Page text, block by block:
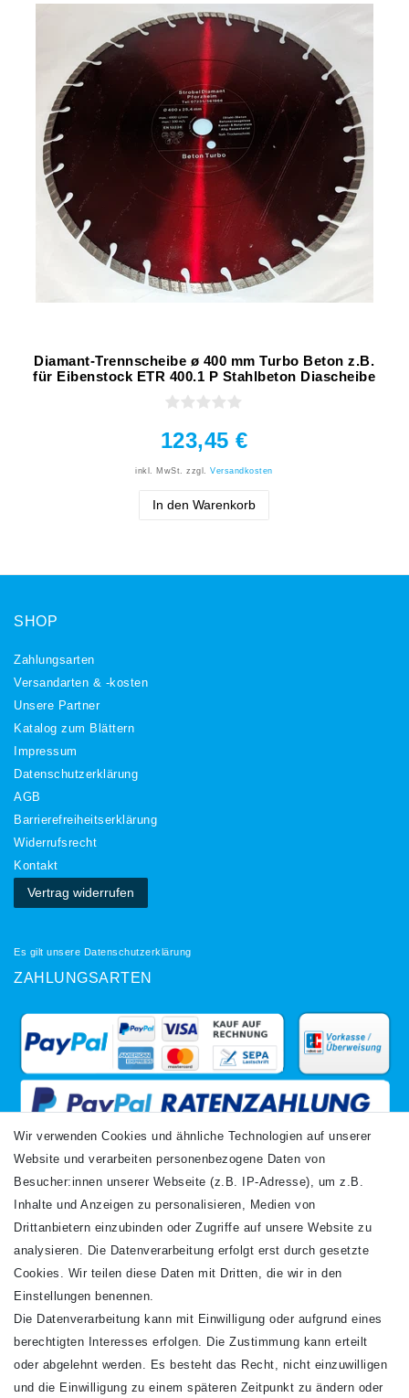
Diamant-Trennscheibe ø 400 mm Turbo Beton z.B.
für Eibenstock ETR 400.1 P Stahlbeton Diascheibe
123,45 €
inkl. MwSt. zzgl.Versandkosten
In den Warenkorb
SHOP
Zahlungsarten
Versandarten & -kosten
Unsere Partner
Katalog zum Blättern
Impressum
Daten­schutz­erklärung
AGB
Barrierefreiheitserklärung
Widerrufs­recht
Kontakt
Vertrag widerrufen
Es gilt unsere Datenschutzerklärung
ZAHLUNGSARTEN
VERSANDARTEN
Newsletter
Honig
Wir verwenden Cookies und ähnliche Technologien auf unserer
Website und verarbeiten personenbezogene Daten von
Besucher:innen unserer Webseite (z.B. IP-Adresse), um z.B.
Inhalte und Anzeigen zu personalisieren, Medien von
Drittanbietern einzubinden oder Zugriffe auf unsere Website zu
analysieren. Die Datenverarbeitung erfolgt erst durch gesetzte
Cookies. Wir teilen diese Daten mit Dritten, die wir in den
Einstellungen benennen.
Die Datenverarbeitung kann mit Einwilligung oder aufgrund eines
berechtigten Interesses erfolgen. Die Zustimmung kann erteilt
oder abgelehnt werden. Es besteht das Recht, nicht einzuwilligen
und die Einwilligung zu einem späteren Zeitpunkt zu ändern oder